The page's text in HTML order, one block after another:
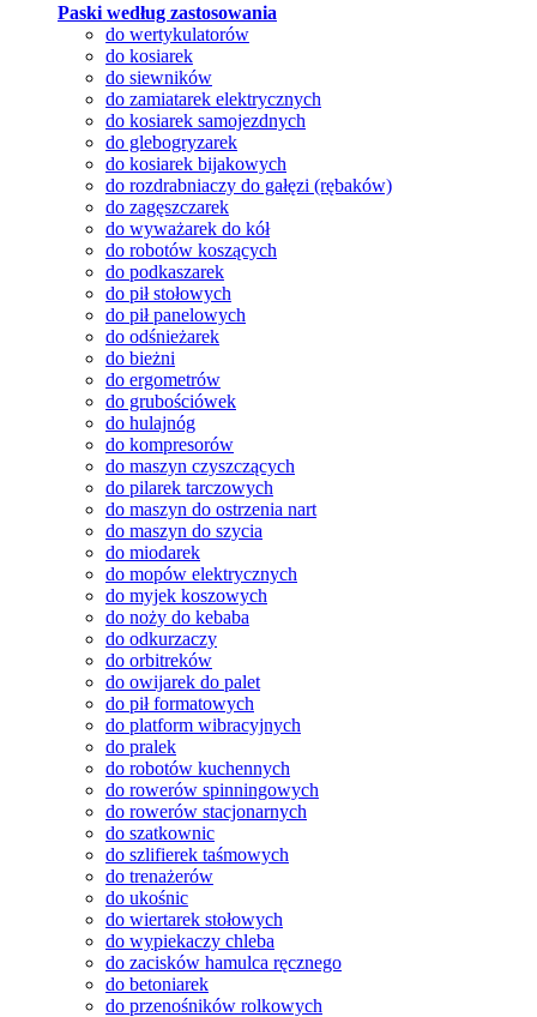
Paski według zastosowania
do wertykulatorów
do kosiarek
do siewników
do zamiatarek elektrycznych
do kosiarek samojezdnych
do glebogryzarek
do kosiarek bijakowych
do rozdrabniaczy do gałęzi (rębaków)
do zagęszczarek
do wyważarek do kół
do robotów koszących
do podkaszarek
do pił stołowych
do pił panelowych
do odśnieżarek
do bieżni
do ergometrów
do grubościówek
do hulajnóg
do kompresorów
do maszyn czyszczących
do pilarek tarczowych
do maszyn do ostrzenia nart
do maszyn do szycia
do miodarek
do mopów elektrycznych
do myjek koszowych
do noży do kebaba
do odkurzaczy
do orbitreków
do owijarek do palet
do pił formatowych
do platform wibracyjnych
do pralek
do robotów kuchennych
do rowerów spinningowych
do rowerów stacjonarnych
do szatkownic
do szlifierek taśmowych
do trenażerów
do ukośnic
do wiertarek stołowych
do wypiekaczy chleba
do zacisków hamulca ręcznego
do betoniarek
do przenośników rolkowych